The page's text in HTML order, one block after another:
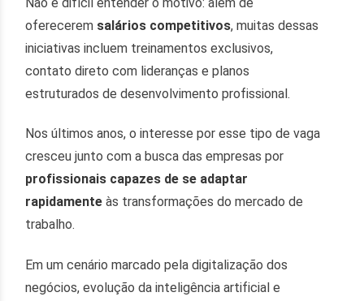
oferecerem salários competitivos, muitas dessas
iniciativas incluem treinamentos exclusivos,
contato direto com lideranças e planos
estruturados de desenvolvimento profissional.
Nos últimos anos, o interesse por esse tipo de vaga
cresceu junto com a busca das empresas por
profissionais capazes de se adaptar
rapidamente às transformações do mercado de
trabalho.
Em um cenário marcado pela digitalização dos
negócios, evolução da inteligência artificial e